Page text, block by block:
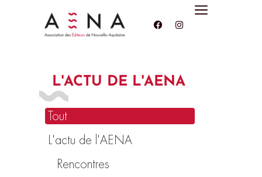
L'ACTU DE L'AENA
Tout
L'actu de l'AENA
Rencontres